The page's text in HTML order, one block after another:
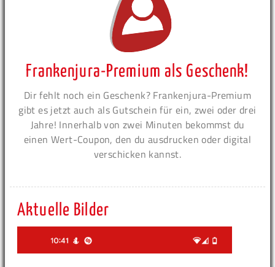
Frankenjura-Premium als Geschenk!
Dir fehlt noch ein Geschenk? Frankenjura-Premium
gibt es jetzt auch als Gutschein für ein, zwei oder drei
Jahre! Innerhalb von zwei Minuten bekommst du
einen Wert-Coupon, den du ausdrucken oder digital
verschicken kannst.
Aktuelle Bilder